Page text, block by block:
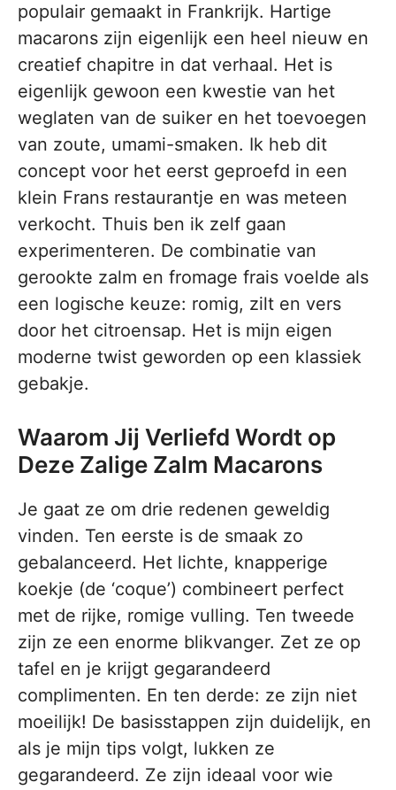
populair gemaakt in Frankrijk. Hartige
macarons zijn eigenlijk een heel nieuw en
creatief chapitre in dat verhaal. Het is
eigenlijk gewoon een kwestie van het
weglaten van de suiker en het toevoegen
van zoute, umami-smaken. Ik heb dit
concept voor het eerst geproefd in een
klein Frans restaurantje en was meteen
verkocht. Thuis ben ik zelf gaan
experimenteren. De combinatie van
gerookte zalm en fromage frais voelde als
een logische keuze: romig, zilt en vers
door het citroensap. Het is mijn eigen
moderne twist geworden op een klassiek
gebakje.
Waarom Jij Verliefd Wordt op
Deze Zalige Zalm Macarons
Je gaat ze om drie redenen geweldig
vinden. Ten eerste is de smaak zo
gebalanceerd. Het lichte, knapperige
koekje (de ‘coque’) combineert perfect
met de rijke, romige vulling. Ten tweede
zijn ze een enorme blikvanger. Zet ze op
tafel en je krijgt gegarandeerd
complimenten. En ten derde: ze zijn niet
moeilijk! De basisstappen zijn duidelijk, en
als je mijn tips volgt, lukken ze
gegarandeerd. Ze zijn ideaal voor wie